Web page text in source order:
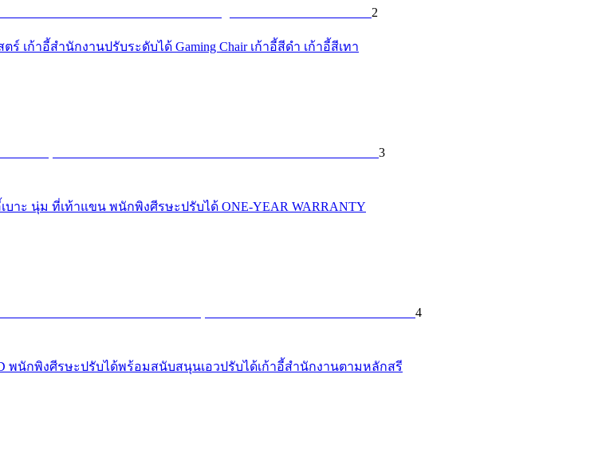
2
เก้าอี้สำนักงานปรับระดับได้ Gaming Chair เก้าอี้สีดำ เก้าอี้สีเทา
3
บาะ นุ่ม ที่เท้าแขน พนักพิงศีรษะปรับได้ ONE-YEAR WARRANTY
4
พนักพิงศีรษะปรับได้พร้อมสนับสนุนเอวปรับได้เก้าอี้สำนักงานตามหลักสรี